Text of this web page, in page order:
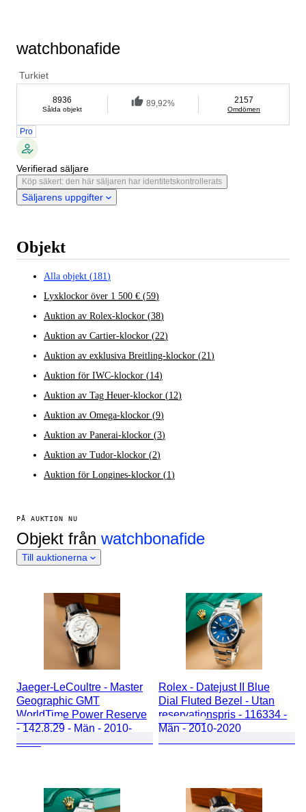
watchbonafide
Turkiet
8936
Sålda objekt
89,92% 2157
Omdömen
Pro
Verifierad säljare
Köp säkert: den här säljaren har identitetskontrollerats
Säljarens uppgifter
Objekt
Alla objekt (181)
Lyxklockor över 1 500 € (59)
Auktion av Rolex-klockor (38)
Auktion av Cartier-klockor (22)
Auktion av exklusiva Breitling-klockor (21)
Auktion för IWC-klockor (14)
Auktion av Tag Heuer-klockor (12)
Auktion av Omega-klockor (9)
Auktion av Panerai-klockor (3)
Auktion av Tudor-klockor (2)
Auktion för Longines-klockor (1)
PÅ AUKTION NU
Objekt från watchbonafide
Till auktionerna
Jaeger-LeCoultre - Master
Geographic GMT
WorldTime Power Reserve
- 142.8.29 - Män - 2010-
2020
Rolex - Datejust II Blue
Dial Fluted Bezel - Utan
reservationspris - 116334 -
Män - 2010-2020